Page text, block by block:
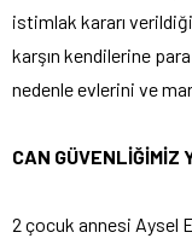
istimlak kararı
karşın kendilerine
nedenle evlerini ve
CAN GÜVENLİĞİMİZ
2 çocuk annesi Aysel